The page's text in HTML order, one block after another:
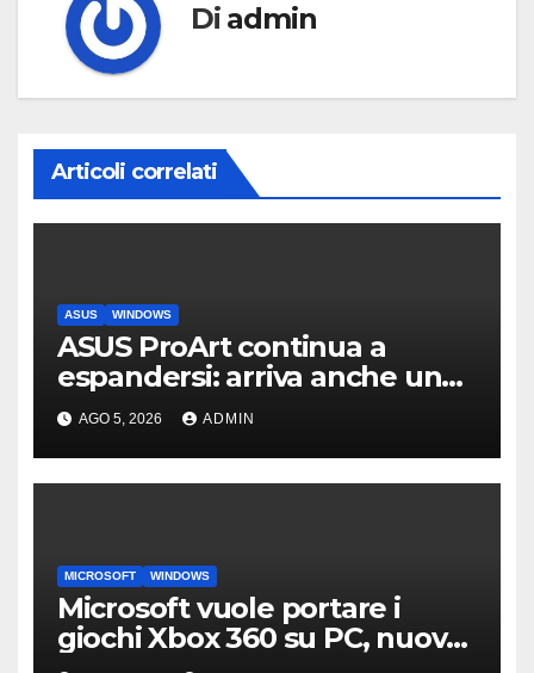
Di admin
Articoli correlati
ASUS WINDOWS
ASUS ProArt continua a
espandersi: arriva anche un
box SSD di fascia alta
AGO 5, 2026 ADMIN
MICROSOFT WINDOWS
Microsoft vuole portare i
giochi Xbox 360 su PC, nuove